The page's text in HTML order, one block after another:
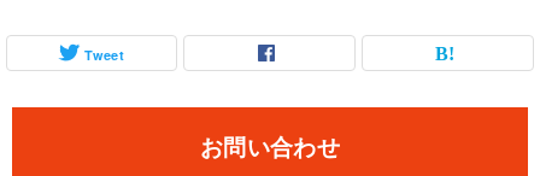
Tweet
お問い合わせ